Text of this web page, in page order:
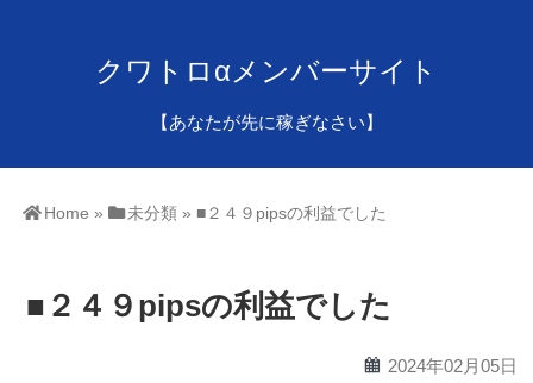
クワトロαメンバーサイト
【あなたが先に稼ぎなさい】
Home » 未分類 » ■２４９pipsの利益でした
■２４９pipsの利益でした
calendar 2024年02月05日